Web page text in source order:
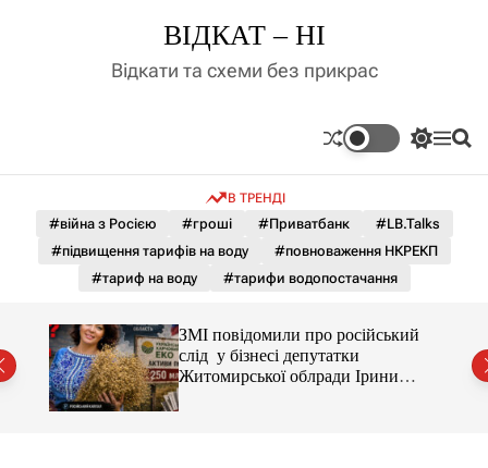
д
у
ВІДКАТ – НІ
Відкати та схеми без прикрас
П
м
к
а
о
о
М П
В ТРЕНДІ
#війна з Росією #гроші #Приватбанк
#LB.Talks
#підвищення тарифів на воду
#повноваження НКРЕКП
#тариф на воду
#тарифи водопостачання
ЗМІ повідомили про російський
слід у бізнесі депутатки
Житомирської облради Ірини